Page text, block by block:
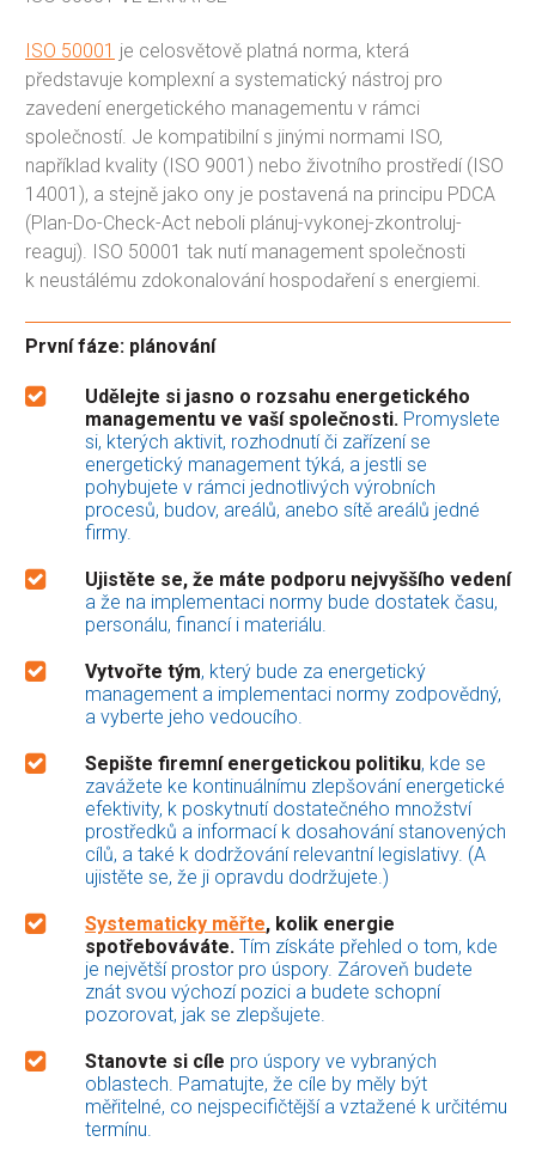
ISO 50001 je celosvětově platná norma, která
představuje komplexní a systematický nástroj pro
zavedení energetického managementu v rámci
společností. Je kompatibilní s jinými normami ISO,
například kvality (ISO 9001) nebo životního prostředí (ISO
14001), a stejně jako ony je postavená na principu PDCA
(Plan-Do-Check-Act neboli plánuj-vykonej-zkontroluj-
reaguj). ISO 50001 tak nutí management společnosti
k neustálému zdokonalování hospodaření s energiemi.
První fáze: plánování
Udělejte si jasno o rozsahu energetického
managementu ve vaší společnosti. Promyslete
si, kterých aktivit, rozhodnutí či zařízení se
energetický management týká, a jestli se
pohybujete v rámci jednotlivých výrobních
procesů, budov, areálů, anebo sítě areálů jedné
firmy.
Ujistěte se, že máte podporu nejvyššího vedení
a že na implementaci normy bude dostatek času,
personálu, financí i materiálu.
Vytvořte tým, který bude za energetický
management a implementaci normy zodpovědný,
a vyberte jeho vedoucího.
Sepište firemní energetickou politiku, kde se
zavážete ke kontinuálnímu zlepšování energetické
efektivity, k poskytnutí dostatečného množství
prostředků a informací k dosahování stanovených
cílů, a také k dodržování relevantní legislativy. (A
ujistěte se, že ji opravdu dodržujete.)
Systematicky měřte, kolik energie
spotřebováváte. Tím získáte přehled o tom, kde
je největší prostor pro úspory. Zároveň budete
znát svou výchozí pozici a budete schopní
pozorovat, jak se zlepšujete.
Stanovte si cíle pro úspory ve vybraných
oblastech. Pamatujte, že cíle by měly být
měřitelné, co nejspecifičtější a vztažené k určitému
termínu.